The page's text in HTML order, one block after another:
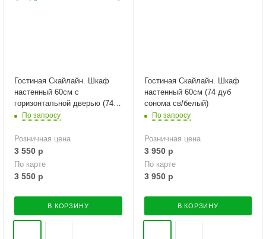
Гостиная Скайлайн. Шкаф
настенный 60см с
горизонтальной дверью (74
дуб сонома св/белый)
По запросу
Розничная цена
3 550 р
По карте
3 550 р
В КОРЗИНУ
Гостиная Скайлайн. Шкаф
настенный 60см (74 дуб
сонома св/белый)
По запросу
Розничная цена
3 950р
По карте
3 950р
В КОРЗИНУ